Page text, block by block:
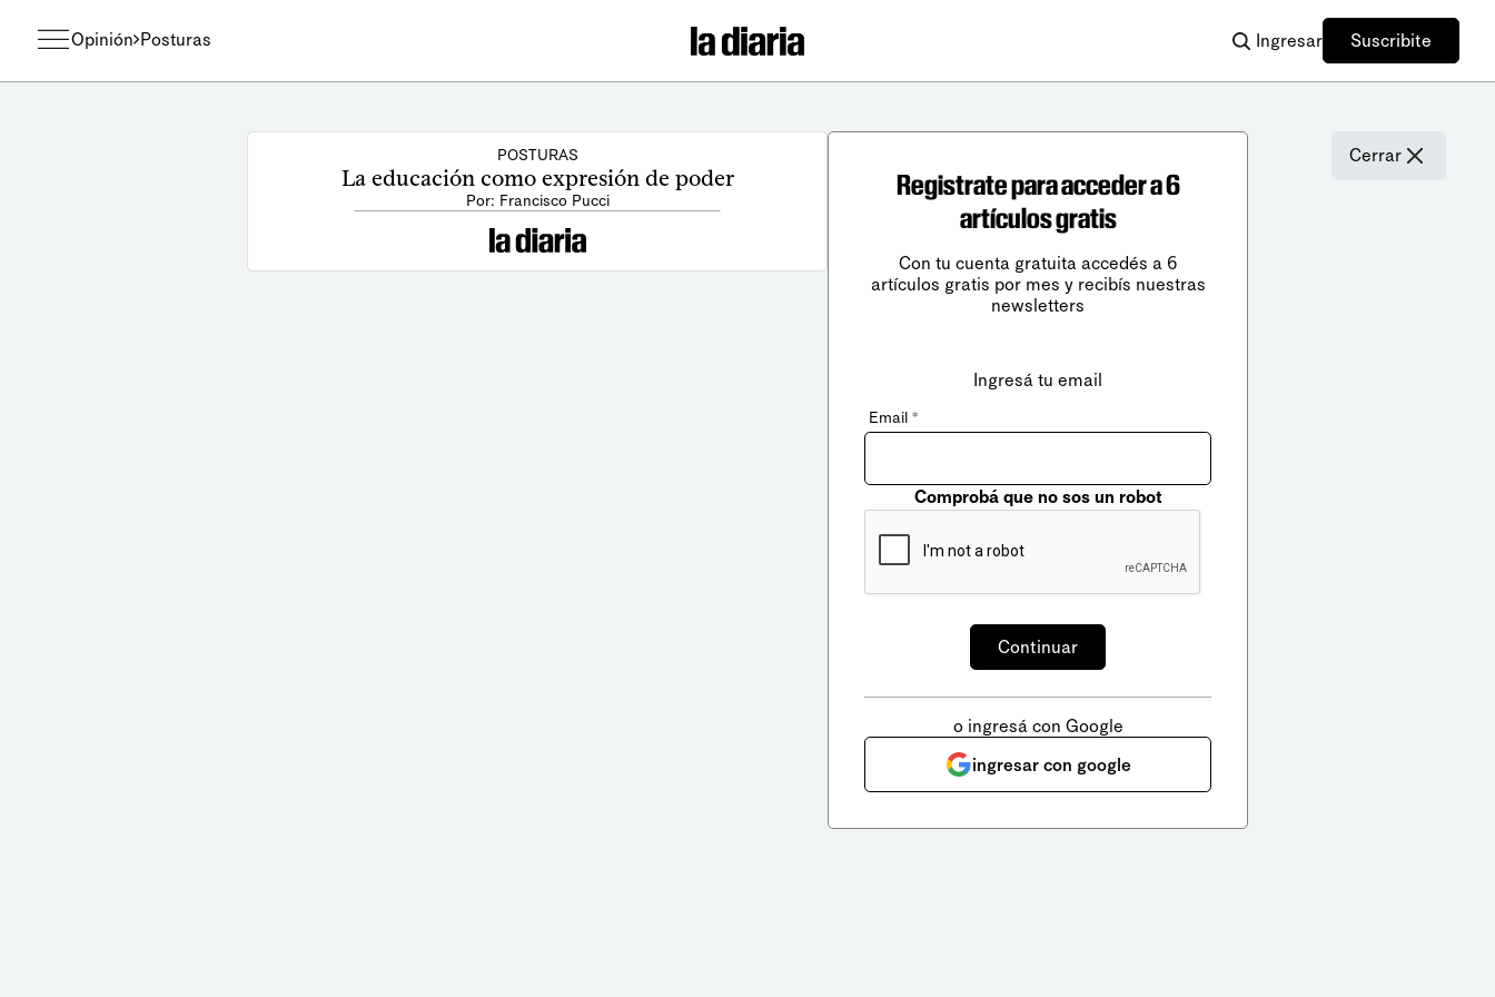
Opinión Posturas Ingresar Suscribite
POSTURAS
La educación como expresión de poder
Por: Francisco Pucci
Cerrar
Registrate para acceder a 6
artículos gratis
Con tu cuenta gratuita accedés a 6
artículos gratis por mes y recibís nuestras
newsletters
Ingresá tu email
Email *
Comprobá que no sos un robot
o ingresá con Google
ingresar con google